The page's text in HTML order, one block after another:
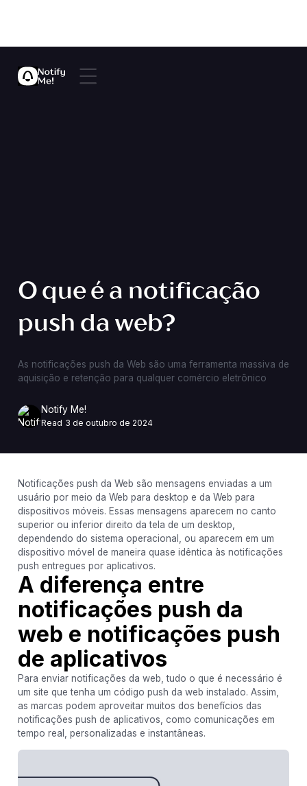
O que é a notificação
push da web?
As notificações push da Web são uma ferramenta massiva de
aquisição e retenção para qualquer comércio eletrônico
Notify Me!
Read 3 de outubro de 2024
Notificações push da Web são mensagens enviadas a um
usuário por meio da Web para desktop e da Web para
dispositivos móveis. Essas mensagens aparecem no canto
superior ou inferior direito da tela de um desktop,
dependendo do sistema operacional, ou aparecem em um
dispositivo móvel de maneira quase idêntica às notificações
push entregues por aplicativos.
A diferença entre
notificações push da
web e notificações push
de aplicativos
Para enviar notificações da web, tudo o que é necessário é
um site que tenha um código push da web instalado. Assim,
as marcas podem aproveitar muitos dos benefícios das
notificações push de aplicativos, como comunicações em
tempo real, personalizadas e instantâneas.